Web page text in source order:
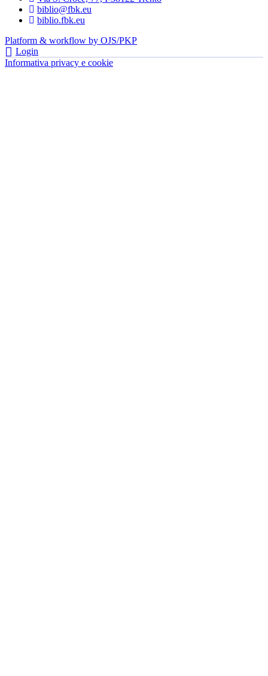
biblio@fbk.eu
biblio.fbk.eu
Platform & workflow by OJS/PKP
Login
Informativa privacy e cookie